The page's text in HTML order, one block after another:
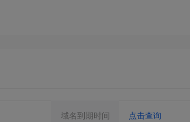
域名到期时间 点击查询